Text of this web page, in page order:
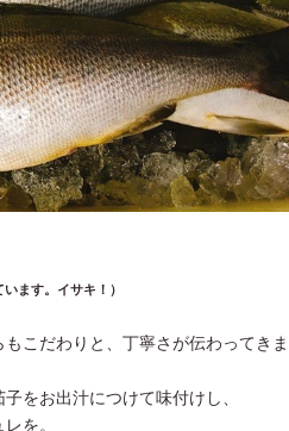
ます。イサキ！）
こだわりと、丁寧さが伝わってきま
をお出汁につけて味付けし、
を。